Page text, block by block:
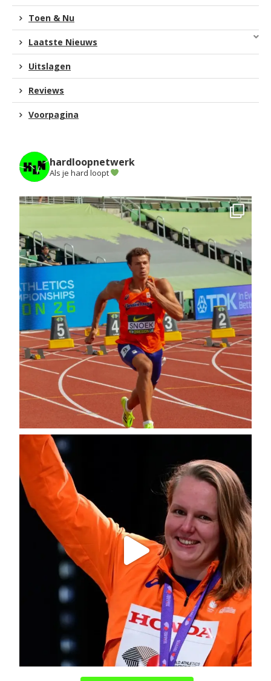
Toen & Nu
Laatste Nieuws
Uitslagen
Reviews
Voorpagina
hardloopnetwerk
Als je hard loopt